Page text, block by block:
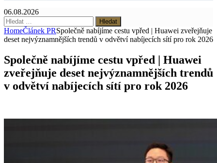
06.08.2026
Vyhledávání
HomeČlánek PRSpolečně nabíjíme cestu vpřed | Huawei zveřejňuje
deset nejvýznamnějších trendů v odvětví nabíjecích sítí pro rok 2026
Společně nabíjíme cestu vpřed | Huawei
zveřejňuje deset nejvýznamnějších trendů
v odvětví nabíjecích sítí pro rok 2026